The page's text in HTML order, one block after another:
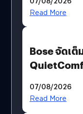
มีภาษาไทยด้
Read More
Bose จัดเต็
07/08/2026
Read More